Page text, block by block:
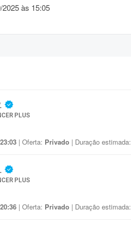
2025 às 15:05
PLUS
| Oferta: Privado | Duração estimada:
PLUS
| Oferta: Privado | Duração estimada: